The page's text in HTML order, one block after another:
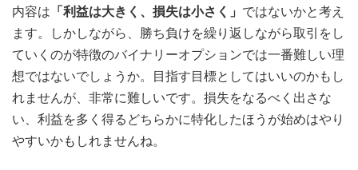
内容は 「利益は大きく、損失は小さく」 ではないかと考え
ます。しかしながら、勝ち負けを繰り返しながら取引をし
ていくのが特徴のバイナリーオプションでは一番難しい理
想ではないでしょうか。目指す目標としてはいいのかもし
れませんが、非常に難しいです。損失をなるべく出さな
い、利益を多く得るどちらかに特化したほうが始めはやり
やすいかもしれませんね。